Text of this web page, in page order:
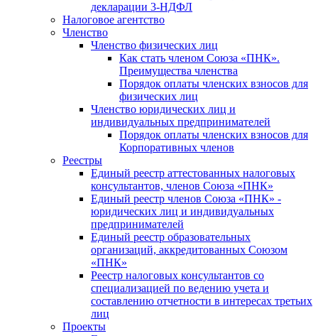
декларации 3-НДФЛ
Налоговое агентство
Членство
Членство физических лиц
Как стать членом Союза «ПНК».
Преимущества членства
Порядок оплаты членских взносов для
физических лиц
Членство юридических лиц и
индивидуальных предпринимателей
Порядок оплаты членских взносов для
Корпоративных членов
Реестры
Единый реестр аттестованных налоговых
консультантов, членов Союза «ПНК»
Единый реестр членов Союза «ПНК» -
юридических лиц и индивидуальных
предпринимателей
Единый реестр образовательных
организаций, аккредитованных Союзом
«ПНК»
Реестр налоговых консультантов со
специализацией по ведению учета и
составлению отчетности в интересах третьих
лиц
Проекты